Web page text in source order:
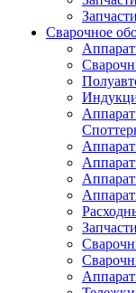
Сварочное